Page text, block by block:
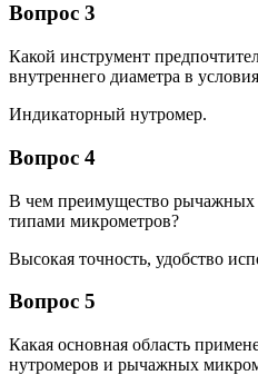
Вопрос 3
Какой инструмент
внутреннего диаметра в
Индикаторный нутромер.
Вопрос 4
В чем преимущество рычажных
типами микрометров?
Высокая точность, удобство
Вопрос 5
Какая основная область
нутромеров и рычажных